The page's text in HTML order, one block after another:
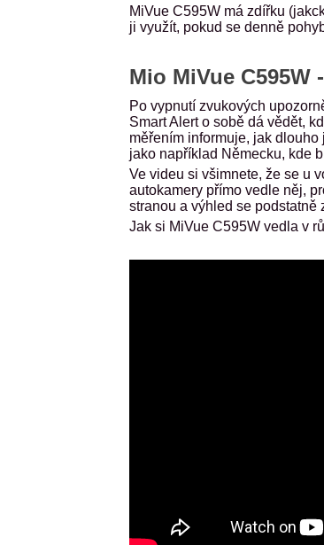
MiVue C595W má zdířku
ji využít, pokud se denně
Mio MiVue C595W
Po vypnutí zvukových
Smart Alert o sobě dá vědět,
měřením informuje, jak
jako například Německu, kde
Ve videu si všimnete, že se u
autokamery přímo vedle něj,
stranou a výhled se podstatně
Jak si MiVue C595W vedla v